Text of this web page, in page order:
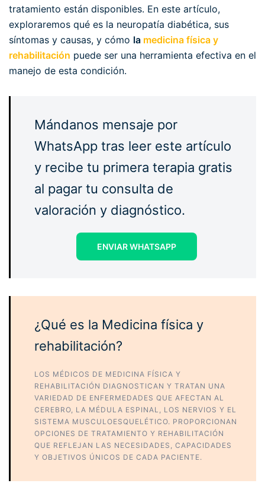
tratamiento están disponibles. En este artículo,
exploraremos qué es la neuropatía diabética, sus
síntomas y causas, y cómo la medicina física y
rehabilitación puede ser una herramienta efectiva en el
manejo de esta condición.
Mándanos mensaje por
WhatsApp tras leer este artículo
y recibe tu primera terapia gratis
al pagar tu consulta de
valoración y diagnóstico.
ENVIAR WHATSAPP
¿Qué es la Medicina física y
rehabilitación?
LOS MÉDICOS DE MEDICINA FÍSICA Y
REHABILITACIÓN DIAGNOSTICAN Y TRATAN UNA
VARIEDAD DE ENFERMEDADES QUE AFECTAN AL
CEREBRO, LA MÉDULA ESPINAL, LOS NERVIOS Y EL
SISTEMA MUSCULOESQUELÉTICO. PROPORCIONAN
OPCIONES DE TRATAMIENTO Y REHABILITACIÓN
QUE REFLEJAN LAS NECESIDADES, CAPACIDADES
Y OBJETIVOS ÚNICOS DE CADA PACIENTE.